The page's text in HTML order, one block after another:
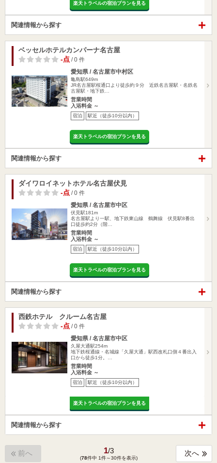
楽天トラベルの宿泊プランを見る
関連情報から探す
ベッセルホテルカンパーナ名古屋
-点 / 0 件
愛知県 / 名古屋市中村区
亀島駅649m
JR名古屋駅桜通口より徒歩約９分 近鉄名古屋駅・名鉄名
古屋駅・地下鉄…
営業時間
入浴料金 ～
宿泊 駅近（徒歩10分以内）
楽天トラベルの宿泊プランを見る
関連情報から探す
ダイワロイネットホテル名古屋伏見
-点 / 0 件
愛知県 / 名古屋市中区
伏見駅181m
名古屋駅より一駅、地下鉄東山線 鶴舞線 伏見駅8番出
口徒歩約2分（階…
営業時間
入浴料金 ～
宿泊 駅近（徒歩10分以内）
楽天トラベルの宿泊プランを見る
関連情報から探す
西鉄ホテル クルーム名古屋
-点 / 0 件
愛知県 / 名古屋市中区
久屋大通駅254m
地下鉄桜通線・名城線「久屋大通」駅西改札口側４番出入
口から徒歩1分。…
営業時間
入浴料金 ～
宿泊 駅近（徒歩10分以内）
楽天トラベルの宿泊プランを見る
関連情報から探す
前へ 1/3
(78件中 1件～30件を表示)
次へ